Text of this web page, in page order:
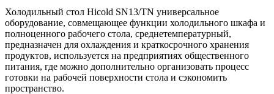
Холодильный стол Hicold SN13/TN универсальное
оборудование, совмещающее функции холодильного шкафа и
полноценного рабочего стола, среднетемпературный,
предназначен для охлаждения и краткосрочного хранения
продуктов, используется на предприятиях общественного
питания, где можно дополнительно организовать процесс
готовки на рабочей поверхности стола и сэкономить
пространство.